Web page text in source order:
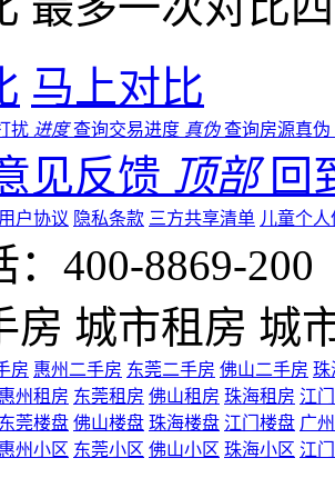
马上对比
扰 进度 查询交易进度 真伪 查询房源真伪
见反馈 顶部 回
用户协议 隐私条款 三方共享清单 儿童个
：400-8869-200
房 城市租房 城
房 惠州二手房 东莞二手房 佛山二手房 珠
惠州租房 东莞租房 佛山租房 珠海租房 江
东莞楼盘 佛山楼盘 珠海楼盘 江门楼盘 广
惠州小区 东莞小区 佛山小区 珠海小区 江